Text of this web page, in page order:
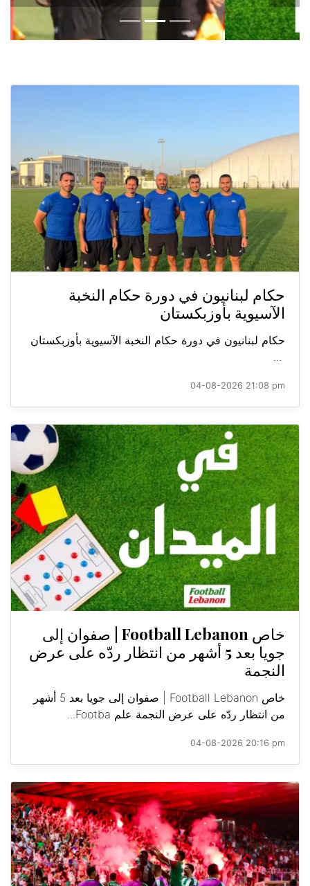
حكام لبنانيون في دورة حكام النخبة
الآسيوية بأوزبكستان
حكام لبنانيون في دورة حكام النخبة الآسيوية بأوزبكستان
...
04-08-2026 21:08 pm
خاص Football Lebanon | صفوان إلى
جويا بعد 5 أشهر من انتظار ردّه على عرض
النجمة
خاص Football Lebanon | صفوان إلى جويا بعد 5 أشهر
من انتظار ردّه على عرض النجمة علم Footba...
04-08-2026 20:16 pm